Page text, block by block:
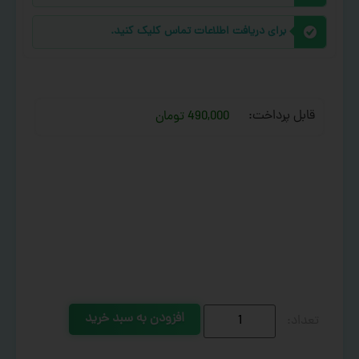
برای دریافت اطلاعات تماس کلیک کنید.
قابل پرداخت: 490,000 تومان
افزودن به سبد خرید